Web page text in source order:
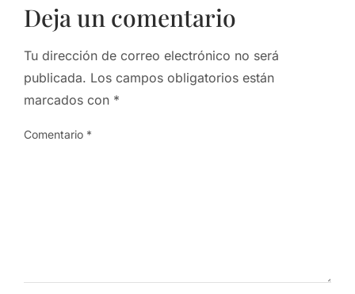
Deja un comentario
Tu dirección de correo electrónico no será
publicada. Los campos obligatorios están
marcados con *
Comentario *